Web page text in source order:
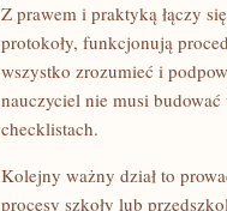
Z prawem i praktyką łączy
protokoły, funkcjonują
wszystko zrozumieć i
nauczyciel nie musi
checklistach.
Kolejny ważny dział to
procesy szkoły lub